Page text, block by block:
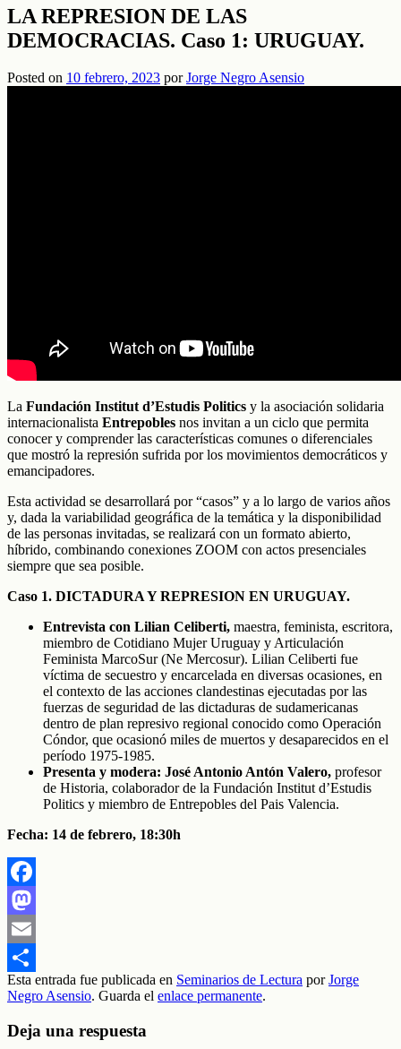
LA REPRESION DE LAS
DEMOCRACIAS. Caso 1: URUGUAY.
Posted on 10 febrero, 2023 porJorge Negro Asensio
La Fundación Institut d’Estudis Politics y la asociación solidaria
internacionalista Entrepobles nos invitan a un ciclo que permita
conocer y comprender las características comunes o diferenciales
que mostró la represión sufrida por los movimientos democráticos y
emancipadores.
Esta actividad se desarrollará por “casos” y a lo largo de varios años
y, dada la variabilidad geográfica de la temática y la disponibilidad
de las personas invitadas, se realizará con un formato abierto,
híbrido, combinando conexiones ZOOM con actos presenciales
siempre que sea posible.
Caso 1. DICTADURA Y REPRESION EN URUGUAY.
Entrevista con Lilian Celiberti, maestra, feminista, escritora,
miembro de Cotidiano Mujer Uruguay y Articulación
Feminista MarcoSur (Ne Mercosur). Lilian Celiberti fue
víctima de secuestro y encarcelada en diversas ocasiones, en
el contexto de las acciones clandestinas ejecutadas por las
fuerzas de seguridad de las dictaduras de sudamericanas
dentro de plan represivo regional conocido como Operación
Cóndor, que ocasionó miles de muertos y desaparecidos en el
período 1975-1985.
Presenta y modera: José Antonio Antón Valero, profesor
de Historia, colaborador de la Fundación Institut d’Estudis
Politics y miembro de Entrepobles del Pais Valencia.
Fecha: 14 de febrero, 18:30h
Facebook
Mastodon
Email
Compartir
Esta entrada fue publicada en Seminarios de Lectura porJorge
Negro Asensio. Guarda el enlace permanente.
Deja una respuesta